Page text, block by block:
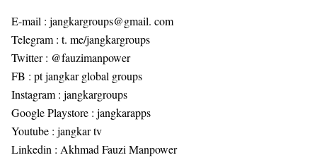
E-mail : jangkargroups@gmail. com
Telegram : t. me/jangkargroups
Twitter : @fauzimanpower
FB : pt jangkar global groups
Instagram : jangkargroups
Google Playstore : jangkarapps
Youtube : jangkar tv
Linkedin : Akhmad Fauzi Manpower